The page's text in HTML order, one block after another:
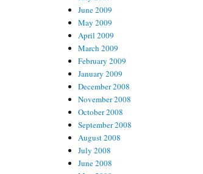
June 2009
May 2009
April 2009
March 2009
February 2009
January 2009
December 2008
November 2008
October 2008
September 2008
August 2008
July 2008
June 2008